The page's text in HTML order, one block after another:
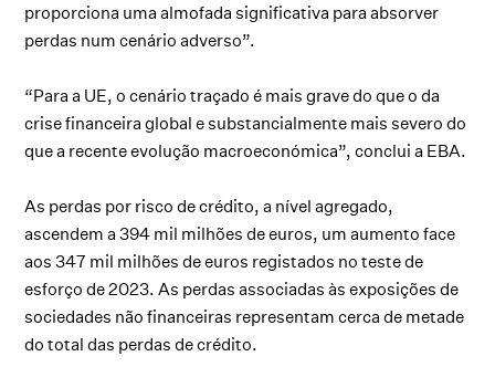
proporciona uma almofada significativa para absorver
perdas num cenário adverso”.
“Para a UE, o cenário traçado é mais grave do que o da
crise financeira global e substancialmente mais severo do
que a recente evolução macroeconómica”, conclui a EBA.
As perdas por risco de crédito, a nível agregado,
ascendem a 394 mil milhões de euros, um aumento face
aos 347 mil milhões de euros registados no teste de
esforço de 2023. As perdas associadas às exposições de
sociedades não financeiras representam cerca de metade
do total das perdas de crédito.